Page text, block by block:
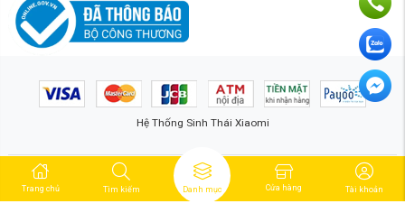
3.1. Thiết kế tinh giản, hiện đại
Một trong những điểm dễ nhận thấy ở máy lọc nước Xiaomilà thiết kế
tối giản, tinh tế, hiện đại và phù hợp với mọi không gian nội thất. Sản
phẩm sở hữu kiểu dáng nhỏ gọn, gam màu trung tính cùng kết cấu lắp
âm gầm tủ hoặc đặt bàn tiện lợi, giúp tiết kiệm diện tích nhưng vẫn đảm
Hệ Thống Sinh Thái Xiaomi
Trang chủ Tìm kiếm Danh mục Cửa hàng Tài khoản